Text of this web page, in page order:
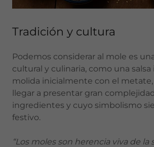
Tradición y cultura
Podemos considerar al mole es
cultural y culinaria, como una
molida inicialmente con el
llegar a presentar gran
ingredientes y cuyo simbolismo
festivo.
“Los moles son herencia viva de la